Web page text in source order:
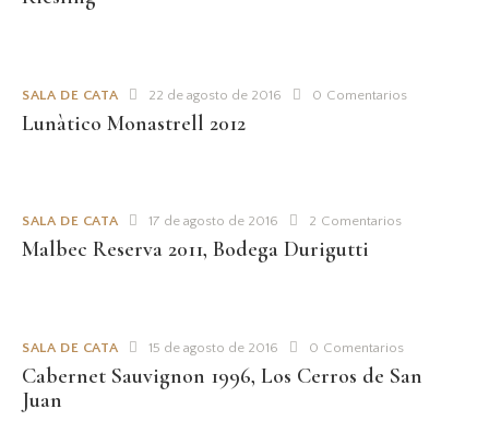
SALA DE CATA 22 de agosto de 2016 0 Comentarios
Lunàtico Monastrell 2012
SALA DE CATA 17 de agosto de 2016 2 Comentarios
Malbec Reserva 2011, Bodega Durigutti
SALA DE CATA 15 de agosto de 2016 0 Comentarios
Cabernet Sauvignon 1996, Los Cerros de San
Juan